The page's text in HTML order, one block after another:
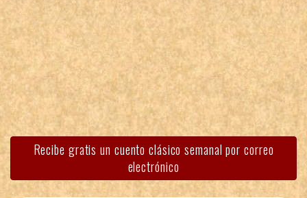
Recibe gratis un cuento clásico semanal por correo
electrónico